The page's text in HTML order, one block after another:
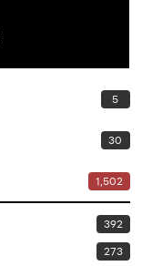
5
30
1,502
392
273